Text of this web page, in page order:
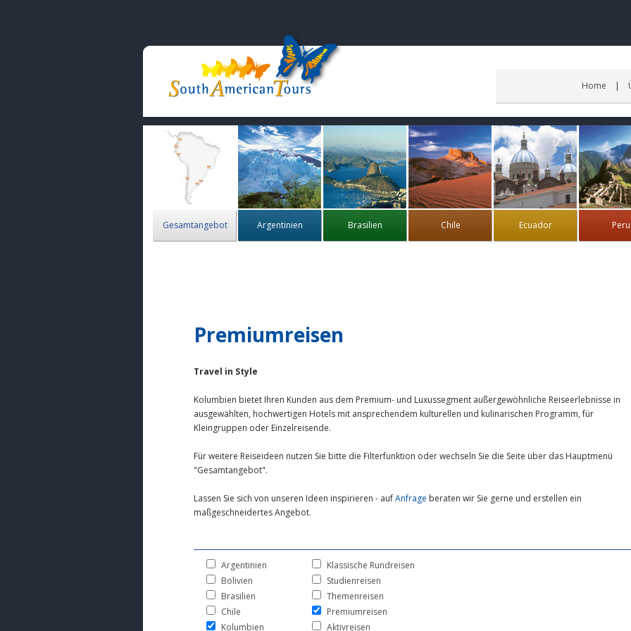
Home
Gesamtangebot Argentinien Brasilien Chile Ecuador Peru
Premiumreisen
Travel in Style
Kolumbien bietet Ihren Kunden aus dem Premium- und Luxussegment außergewöhnliche Reiseerlebnisse in
ausgewählten, hochwertigen Hotels mit ansprechendem kulturellen und kulinarischen Programm, für
Kleingruppen oder Einzelreisende.
Für weitere Reiseideen nutzen Sie bitte die Filterfunktion oder wechseln Sie die Seite über das Hauptmenü
"Gesamtangebot".
Lassen Sie sich von unseren Ideen inspirieren - aufAnfrage beraten wir Sie gerne und erstellen ein
maßgeschneidertes Angebot.
Argentinien
Bolivien
Brasilien
Chile
Kolumbien
Klassische Rundreisen
Studienreisen
Themenreisen
Premiumreisen
Aktivreisen